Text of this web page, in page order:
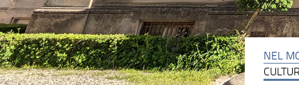
NEL